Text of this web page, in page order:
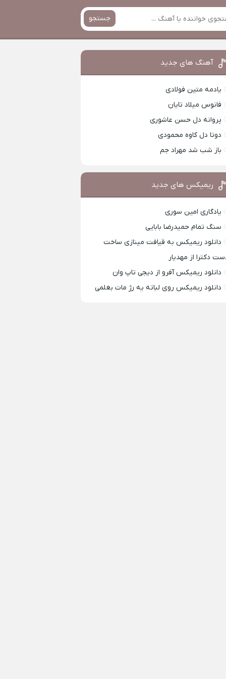
جستجو
آهنگ های جدید
یادمه متین فولادی
فانوس میلاد تایان
پروانه دل حسن عاشوری
دوتا دل کاوه محمودی
باز شب شد مهراد جم
ریمیکس های جدید
یادگاری امین سوری
سنگ تمام حمیدرضا بابایی
دانلود ریمیکس به قیافت مینازی ساخت
دکترا از مهدیار
دانلود ریمیکس آفرو از ديجی تاپ وان
دانلود ریمیکس روی لباته یه رژ مات بغلمی